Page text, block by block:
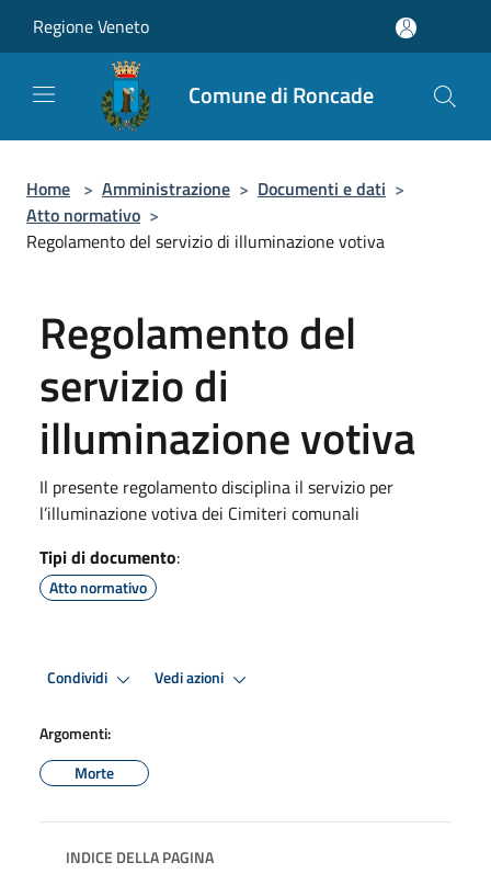
Regione Veneto
Comune di Roncade
Home > Amministrazione > Documenti e dati >
Atto normativo >
Regolamento del servizio di illuminazione votiva
Regolamento del
servizio di
illuminazione votiva
Il presente regolamento disciplina il servizio per
l’illuminazione votiva dei Cimiteri comunali
Tipi di documento:
Atto normativo
Condividi Vedi azioni
Argomenti:
Morte
INDICE DELLA PAGINA